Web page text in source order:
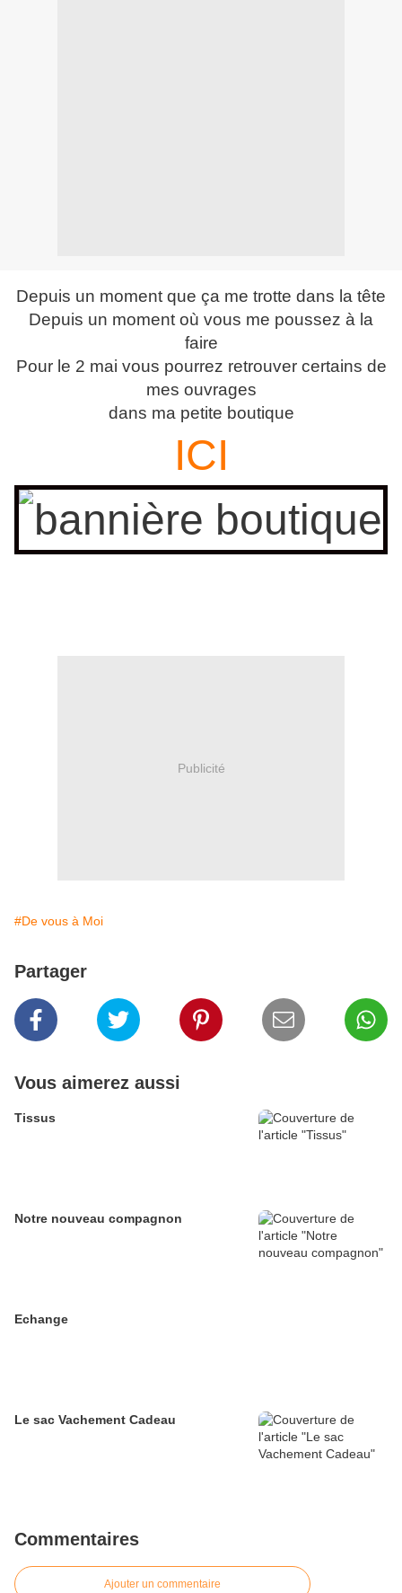
Depuis un moment que ça me trotte dans la tête
Depuis un moment où vous me poussez à la
faire
Pour le 2 mai vous pourrez retrouver certains de
mes ouvrages
dans ma petite boutique
ICI
Publicité
#De vous à Moi
Partager
Vous aimerez aussi
Tissus
Notre nouveau compagnon
Echange
Le sac Vachement Cadeau
Commentaires
Ajouter un commentaire